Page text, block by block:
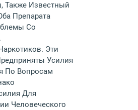
Также Известный
Препарата
Со
Эти
Усилия
По Вопросам
Для
Человеческого